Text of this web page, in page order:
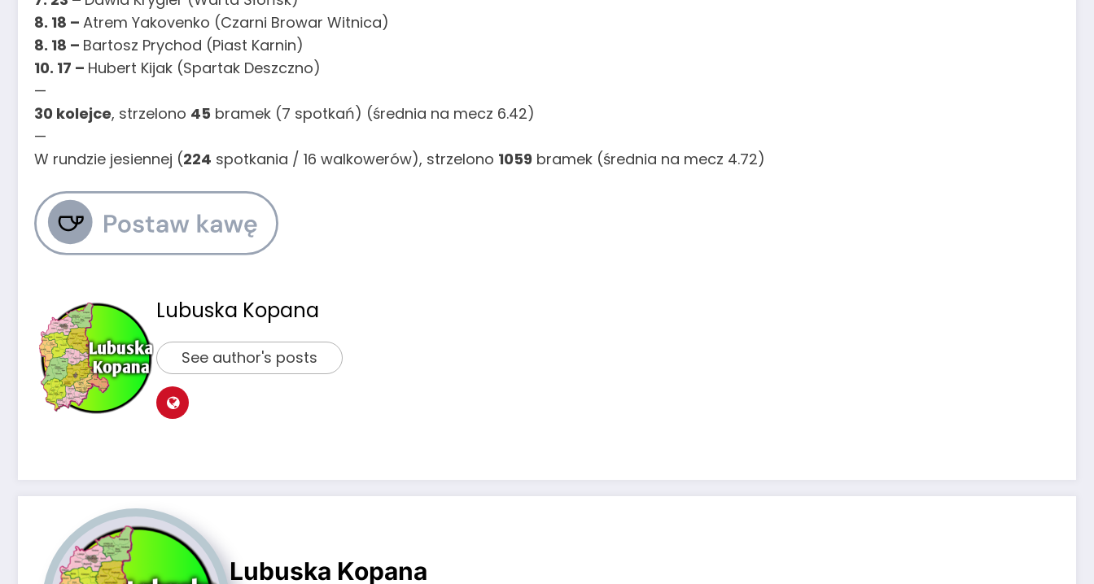
8. 18 – Atrem Yakovenko (Czarni Browar Witnica)
8. 18 – Bartosz Prychod (Piast Karnin)
10. 17 – Hubert Kijak (Spartak Deszczno)
—
30 kolejce, strzelono 45 bramek (7 spotkań) (średnia na mecz 6.42)
—
W rundzie jesiennej (224 spotkania / 16 walkowerów), strzelono 1059 bramek (średnia na mecz 4.72)
Lubuska Kopana
See author's posts
Lubuska Kopana